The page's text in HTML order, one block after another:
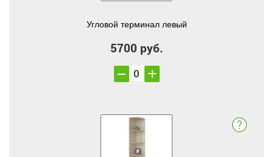
Угловой терминал левый
5700 руб.